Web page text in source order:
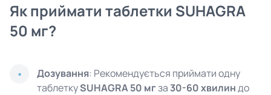
Як приймати таблетки SUHAGRA
50 мг?
Дозування: Рекомендується приймати одну
таблеткуSUHAGRA 50 мгза 30-60 хвилиндо